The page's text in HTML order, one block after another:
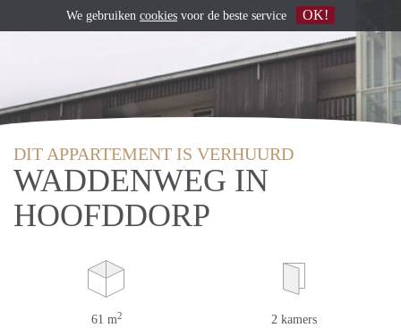
DIT APPARTEMENT IS VERHUURD
WADDENWEG IN
HOOFDDORP
61 m2 2 kamers
We gebruiken cookies voor de beste service OK!